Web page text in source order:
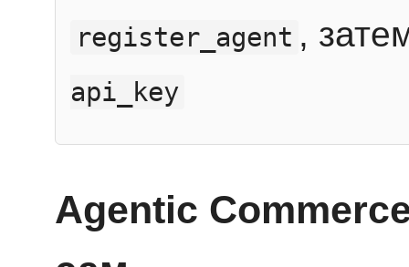
register_agent ,
api_key
Agentic